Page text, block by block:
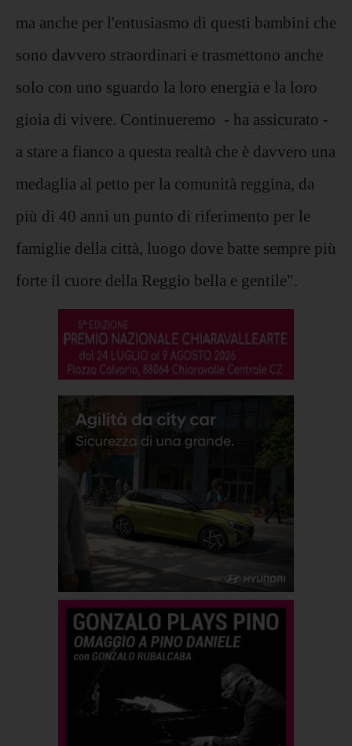
ma anche per l'entusiasmo di questi bambini che
sono davvero straordinari e trasmettono anche
solo con uno sguardo la loro energia e la loro
gioia di vivere. Continueremo - ha assicurato -
a stare a fianco a questa realtà che è davvero una
medaglia al petto per la comunità reggina, da
più di 40 anni un punto di riferimento per le
famiglie della città, luogo dove batte sempre più
forte il cuore della Reggio bella e gentile".